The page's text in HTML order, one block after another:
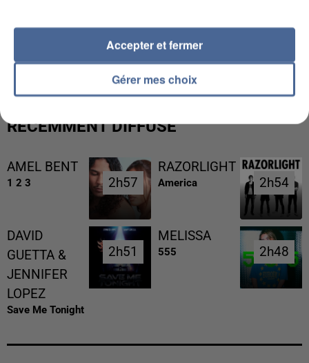
L’UN DES FONDATEURS SUPPOSÉS DE LA DZ
MAFIA INTERPELLÉ EN ALGÉRIE
RÉCEMMENT DIFFUSÉ
AMEL BENT
1 2 3 2h57
2h57
RAZORLIGHT
America 2h54
2h54
DAVID
GUETTA &
JENNIFER
LOPEZ
Save Me Tonight
2h51
2h51
MELISSA
555 2h48
2h48
Gérer mes choix
Accepter et fermer